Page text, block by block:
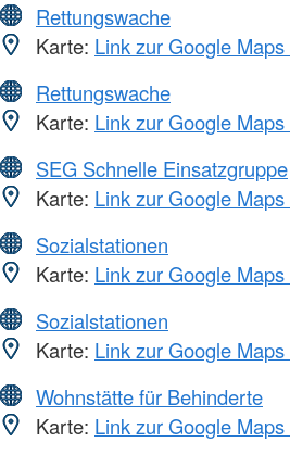
Rettungswache
Karte: Link zur Google
Rettungswache
Karte: Link zur Google
SEG Schnelle Einsatzgruppe
Karte: Link zur Google
Sozialstationen
Karte: Link zur Google
Sozialstationen
Karte: Link zur Google
Wohnstätte für Behinderte
Karte: Link zur Google